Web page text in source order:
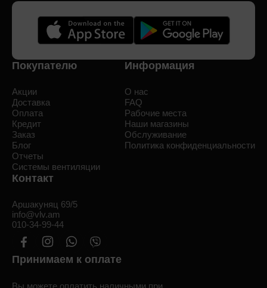
Покупателю
Акции
Доставка
Оплата
Кредит
Заказ
Блог
Отчеты
Системы вентиляции
Информация
О нас
FAQ
Рабочие места
Наши магазины
Обслуживание
Политика конфиденциальности
Контакт
Аршакуняц 69/5
info@vlv.am
010-34-99-44
Принимаем к оплате